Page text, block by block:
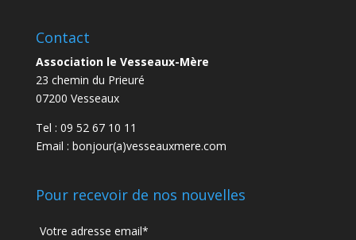
Contact
Association le Vesseaux-Mère
23 chemin du Prieuré
07200 Vesseaux
Tel : 09 52 67 10 11
Email : bonjour(a)vesseauxmere.com
Pour recevoir de nos nouvelles
Votre adresse email*